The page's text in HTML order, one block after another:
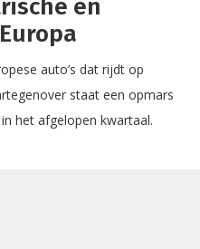
en
auto’s dat rijdt op
staat een opmars
het afgelopen kwartaal.